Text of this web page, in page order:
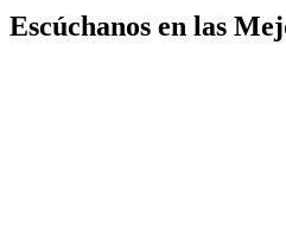
Escúchanos en las